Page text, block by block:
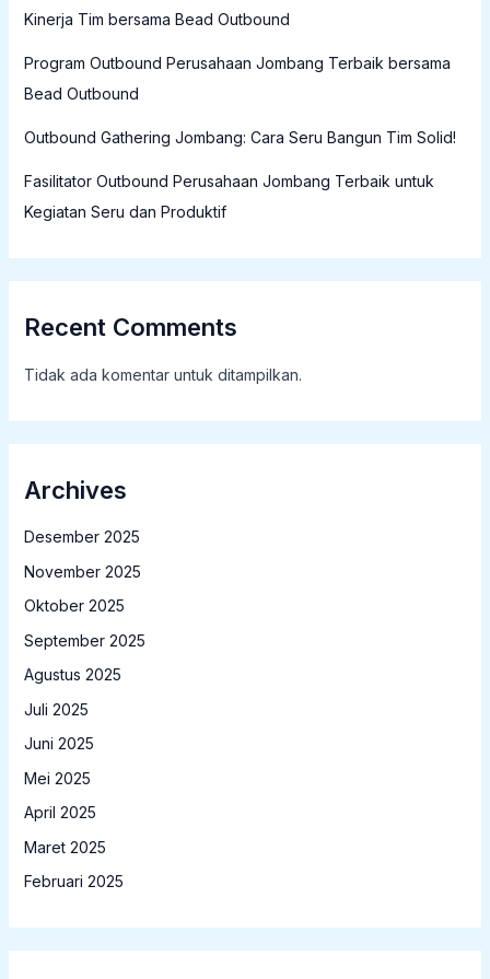
Kinerja Tim bersama Bead Outbound
Program Outbound Perusahaan Jombang Terbaik bersama
Bead Outbound
Outbound Gathering Jombang: Cara Seru Bangun Tim Solid!
Fasilitator Outbound Perusahaan Jombang Terbaik untuk
Kegiatan Seru dan Produktif
Recent Comments
Tidak ada komentar untuk ditampilkan.
Archives
Desember 2025
November 2025
Oktober 2025
September 2025
Agustus 2025
Juli 2025
Juni 2025
Mei 2025
April 2025
Maret 2025
Februari 2025